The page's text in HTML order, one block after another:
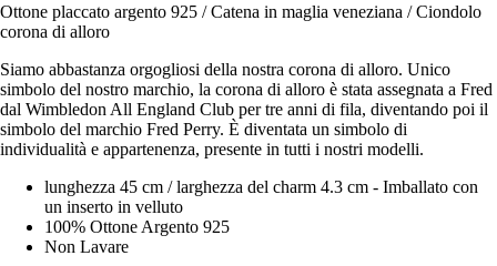
Ottone placcato argento 925 / Catena in maglia veneziana / Ciondolo
corona di alloro
Siamo abbastanza orgogliosi della nostra corona di alloro. Unico
simbolo del nostro marchio, la corona di alloro è stata assegnata a Fred
dal Wimbledon All England Club per tre anni di fila, diventando poi il
simbolo del marchio Fred Perry. È diventata un simbolo di
individualità e appartenenza, presente in tutti i nostri modelli.
lunghezza 45 cm / larghezza del charm 4.3 cm - Imballato con
un inserto in velluto
100% Ottone Argento 925
Non Lavare